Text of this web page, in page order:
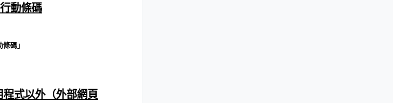
動條碼
條碼」
式以外（外部網頁